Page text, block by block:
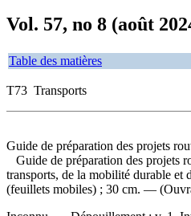
Vol. 57, no 8 (août
Table des matières
T73 Transports
Guide de préparation des projets
Guide de préparation des projets
transports, de la mobilité durable
(feuillets mobiles) ; 30 cm. —